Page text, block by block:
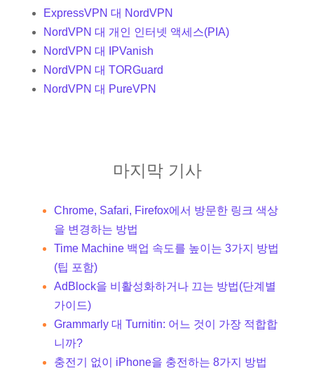
ExpressVPN 대 NordVPN
NordVPN 대 개인 인터넷 액세스(PIA)
NordVPN 대 IPVanish
NordVPN 대 TORGuard
NordVPN 대 PureVPN
마지막 기사
Chrome, Safari, Firefox에서 방문한 링크 색상
을 변경하는 방법
Time Machine 백업 속도를 높이는 3가지 방법
(팁 포함)
AdBlock을 비활성화하거나 끄는 방법(단계별
가이드)
Grammarly 대 Turnitin: 어느 것이 가장 적합합
니까?
충전기 없이 iPhone을 충전하는 8가지 방법